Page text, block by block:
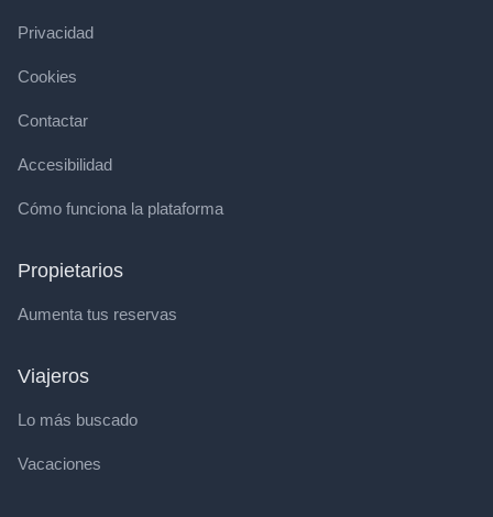
Privacidad
Cookies
Contactar
Accesibilidad
Cómo funciona la plataforma
Propietarios
Aumenta tus reservas
Viajeros
Lo más buscado
Vacaciones